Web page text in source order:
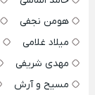
هومن نجفی
میلاد غلامی
مهدی شریفی
مسیح و آرش